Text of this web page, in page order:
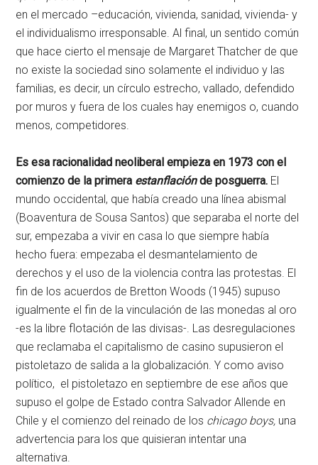
en el mercado –educación, vivienda, sanidad, vivienda- y
el individualismo irresponsable. Al final, un sentido común
que hace cierto el mensaje de Margaret Thatcher de que
no existe la sociedad sino solamente el individuo y las
familias, es decir, un círculo estrecho, vallado, defendido
por muros y fuera de los cuales hay enemigos o, cuando
menos, competidores.
Es esa racionalidad neoliberal empieza en 1973 con el
comienzo de la primera estanflaciónde posguerra. El
mundo occidental, que había creado una línea abismal
(Boaventura de Sousa Santos) que separaba el norte del
sur, empezaba a vivir en casa lo que siempre había
hecho fuera: empezaba el desmantelamiento de
derechos y el uso de la violencia contra las protestas. El
fin de los acuerdos de Bretton Woods (1945) supuso
igualmente el fin de la vinculación de las monedas al oro
-es la libre flotación de las divisas-. Las desregulaciones
que reclamaba el capitalismo de casino supusieron el
pistoletazo de salida a la globalización. Y como aviso
político, el pistoletazo en septiembre de ese años que
supuso el golpe de Estado contra Salvador Allende en
Chile y el comienzo del reinado de los chicago boys, una
advertencia para los que quisieran intentar una
alternativa.